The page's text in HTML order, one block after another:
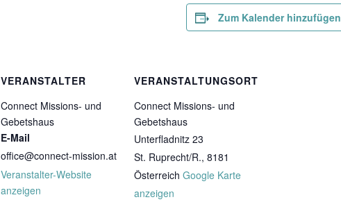
Zum Kalender hinzufügen
VERANSTALTER
Connect Missions- und
Gebetshaus
E-Mail
office@connect-mission.at
Veranstalter-Website
anzeigen
VERANSTALTUNGSORT
Connect Missions- und
Gebetshaus
Unterfladnitz 23
St. Ruprecht/R., 8181
Österreich Google Karte
anzeigen